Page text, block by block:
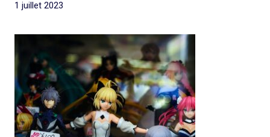
1 juillet 2023